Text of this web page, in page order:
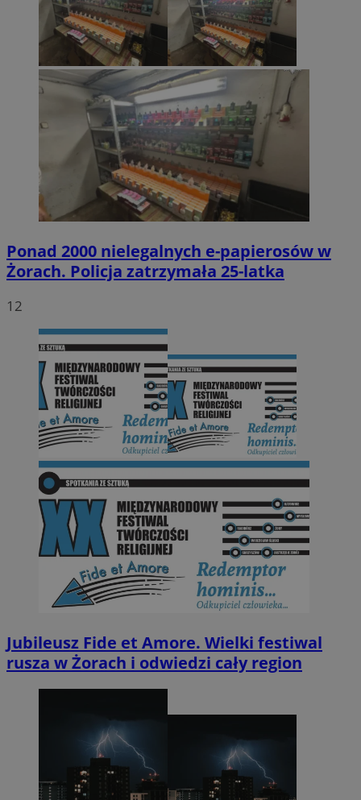
Ponad 2000 nielegalnych e-papierosów w
Żorach. Policja zatrzymała 25-latka
12
Jubileusz Fide et Amore. Wielki festiwal
rusza w Żorach i odwiedzi cały region